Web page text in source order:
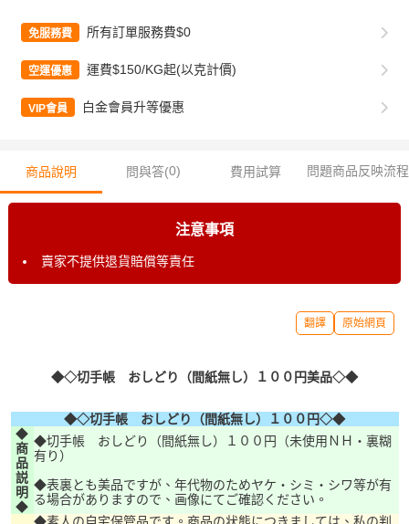
免服務費 所有訂單服務費$0
空運優惠 運費$150/KG起(以克計價)
VIP會員 白金會員升等優惠
商品說明 問與答(0) 費用試算 問題商品反映流程
注意事項
賣家不提供退貨賠償等責任
翻譯 原始網頁
◆◇切手帳 おしどり（間紙無し）１００円美品◇◆
◆◇切手帳 おしどり（間紙無し）１００円◇◆
◆
商
品
説
明
◆
◆切手帳 おしどり（間紙無し）１００円（未使用ＮＨ・裏糊
有り）
◆表裏とも美品ですが、年代物のためヤケ・シミ・シワ等が有
る場合がありますので、画像にてご確認ください。